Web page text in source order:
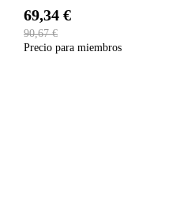
U80C
69,34 €
90,67 €
Precio para miembros